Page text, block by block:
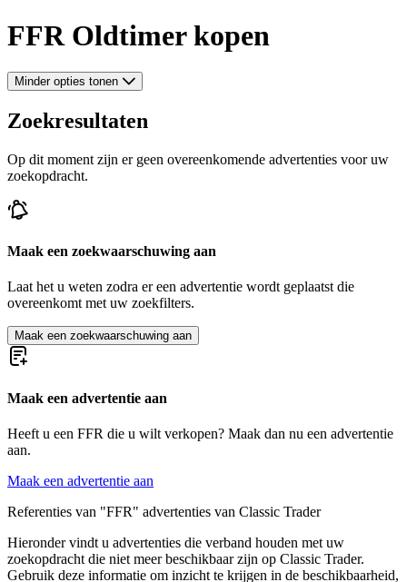
FFR Oldtimer kopen
Minder opties tonen
Zoekresultaten
Op dit moment zijn er geen overeenkomende advertenties voor uw
zoekopdracht.
Maak een zoekwaarschuwing aan
Laat het u weten zodra er een advertentie wordt geplaatst die
overeenkomt met uw zoekfilters.
Maak een zoekwaarschuwing aan
Maak een advertentie aan
Heeft u een FFR die u wilt verkopen? Maak dan nu een advertentie
aan.
Maak een advertentie aan
Referenties van "FFR" advertenties van Classic Trader
Hieronder vindt u advertenties die verband houden met uw
zoekopdracht die niet meer beschikbaar zijn op Classic Trader.
Gebruik deze informatie om inzicht te krijgen in de beschikbaarheid,